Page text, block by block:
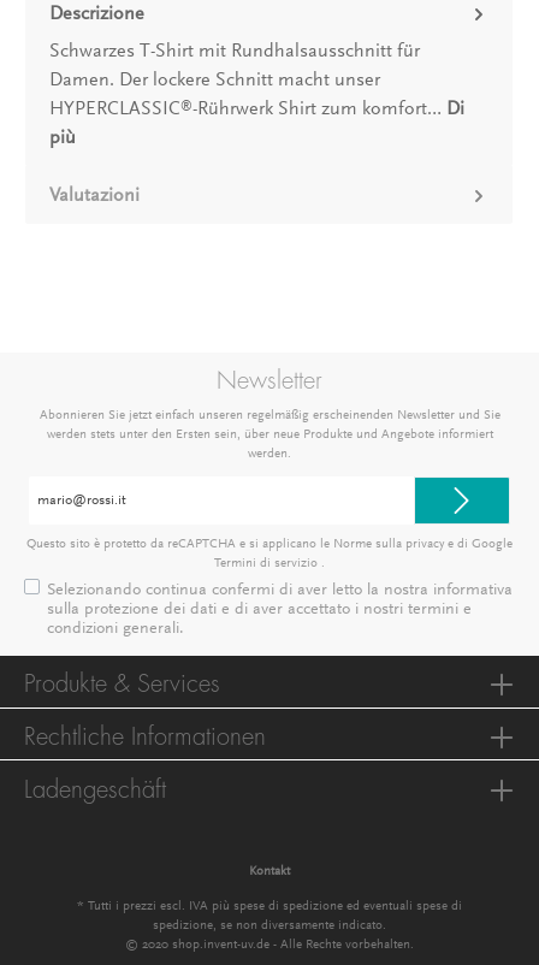
Descrizione
Schwarzes T-Shirt mit Rundhalsausschnitt für
Damen. Der lockere Schnitt macht unser
HYPERCLASSIC®-Rührwerk Shirt zum komfort… Di
più
Valutazioni
Newsletter
Abonnieren Sie jetzt einfach unseren regelmäßig erscheinenden Newsletter und Sie
werden stets unter den Ersten sein, über neue Produkte und Angebote informiert
werden.
Questo sito è protetto da reCAPTCHA e si applicano le Norme sulla privacy e di Google
Termini di servizio .
Selezionando continua confermi di aver letto la nostra informativa
sulla protezione dei dati e di aver accettato i nostritermini e
condizioni generali.
Produkte & Services
Rechtliche Informationen
Ladengeschäft
Kontakt
* Tutti i prezzi escl. IVA più spese di spedizione ed eventuali spese di
spedizione, se non diversamente indicato.
© 2020 shop.invent-uv.de - Alle Rechte vorbehalten.